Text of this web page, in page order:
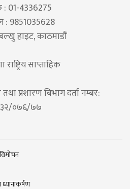
: 01-4336275
: 9851035628
हाइट, काठमाडौं
साप्ताहिक
प्रशारण बिभाग दर्ता नम्बर:
०७६/७७